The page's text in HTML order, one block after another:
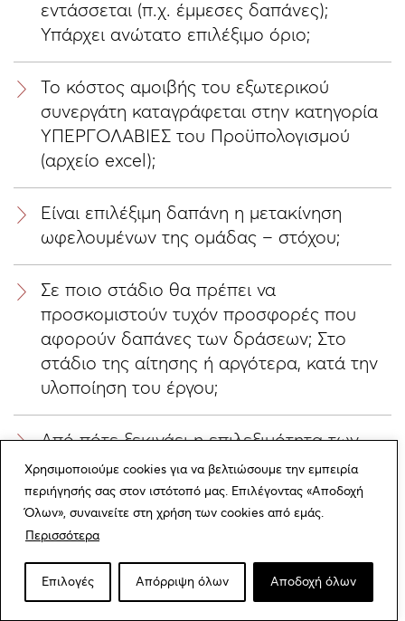
Χρησιμοποιούμε cookies για να βελτιώσουμε την εμπειρία
περιήγησής σας στον ιστότοπό μας. Επιλέγοντας «Αποδοχή
Όλων», συναινείτε στη χρήση των cookies από εμάς.
Περισσότερα
Επιλογές Απόρριψη όλων Αποδοχή όλων
εντάσσεται (π.χ. έμμεσες δαπάνες);
Υπάρχει ανώτατο επιλέξιμο όριο;
Το κόστος αμοιβής του εξωτερικού
συνεργάτη καταγράφεται στην κατηγορία
ΥΠΕΡΓΟΛΑΒΙΕΣ του Προϋπολογισμού
(αρχείο excel);
Είναι επιλέξιμη δαπάνη η μετακίνηση
ωφελουμένων της ομάδας – στόχου;
Σε ποιο στάδιο θα πρέπει να
προσκομιστούν τυχόν προσφορές που
αφορούν δαπάνες των δράσεων; Στο
στάδιο της αίτησης ή αργότερα, κατά την
υλοποίηση του έργου;
Από πότε ξεκινάει η επιλεξιμότητα των
δαπανών;
Αν ένας συνεργάτης μου παρέχει
υπηρεσίες με μπλοκ παροχής υπηρεσιών,
το κόστος αυτό θα πρέπει να εμφανίζεται
στο κόστος προσωπικού;